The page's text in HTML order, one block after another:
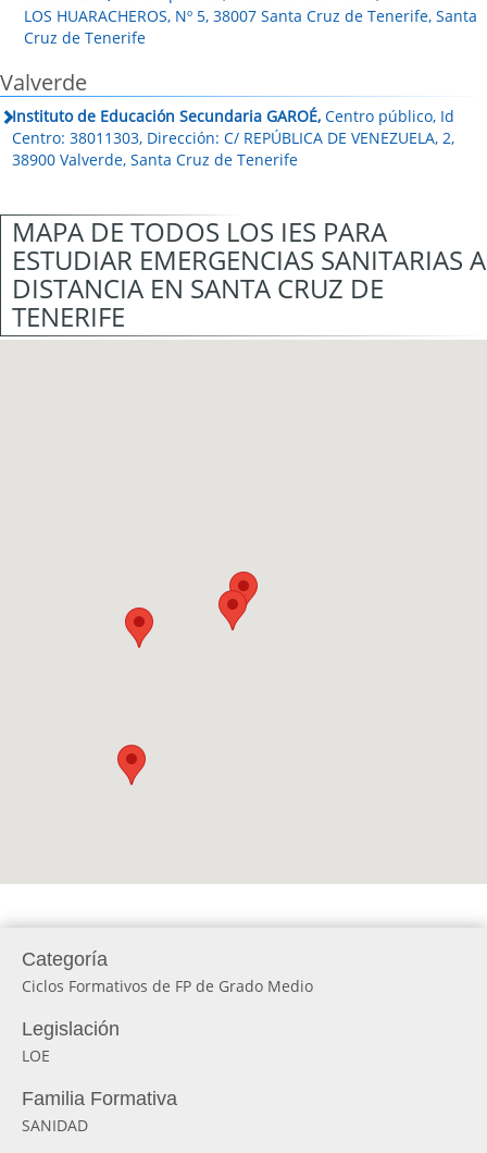
LOS HUARACHEROS, Nº 5, 38007 Santa Cruz de Tenerife, Santa
Cruz de Tenerife
Valverde
Instituto de Educación Secundaria GAROÉ, Centro público, Id
Centro: 38011303, Dirección: C/ REPÚBLICA DE VENEZUELA, 2,
38900 Valverde, Santa Cruz de Tenerife
MAPA DE TODOS LOS IES PARA
ESTUDIAR EMERGENCIAS SANITARIAS A
DISTANCIA EN SANTA CRUZ DE
TENERIFE
Categoría
Ciclos Formativos de FP de Grado Medio
Legislación
LOE
Familia Formativa
SANIDAD